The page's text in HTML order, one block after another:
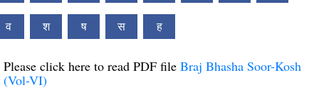
व श ष स ह
Please click here to read PDF file Braj Bhasha Soor-Kosh
(Vol-VI)